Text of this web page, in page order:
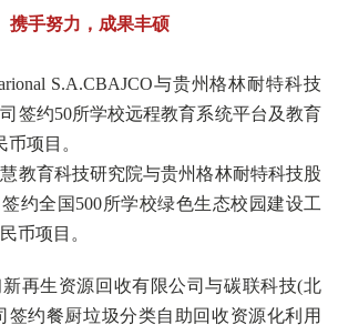
携手努力，成果丰硕
S.A.CBAJCO与贵州格林耐特科技
签约50所学校远程教育系统平台及教育
项目。
教育科技研究院与贵州格林耐特科技股
约全国500所学校绿色生态校园建设工
币项目。
再生资源回收有限公司与碳联科技(北
签约餐厨垃圾分类自助回收资源化利用